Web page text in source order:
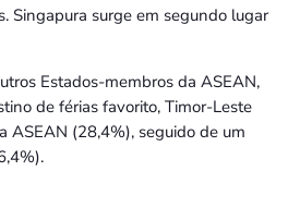
Singapura surge em segundo lugar
Estados-membros da ASEAN,
de férias favorito, Timor-Leste
ASEAN (28,4%), seguido de um